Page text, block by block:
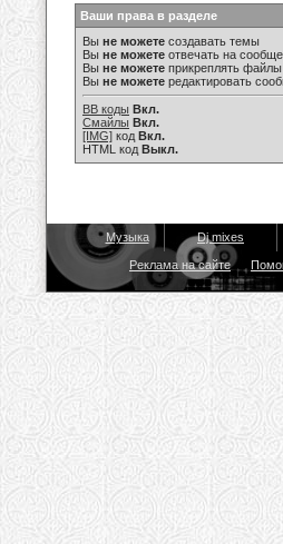
Ваши права в разделе
Вы не можете создавать темы
Вы не можете отвечать на
Вы не можете прикреплять файлы
Вы не можете редактировать
BB коды Вкл.
Смайлы Вкл.
[IMG] код Вкл.
HTML код Выкл.
Музыка Dj mixes
Реклама на сайте